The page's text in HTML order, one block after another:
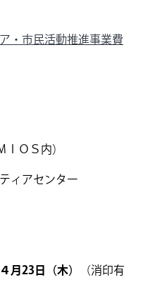
・市民活動推進事業費
ＯＳ内）
ィアセンター
月23日（木）
（消印有